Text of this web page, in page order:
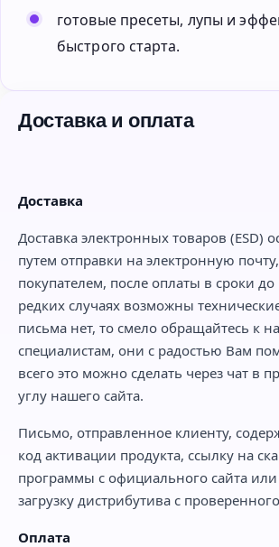
готовые пресеты, лупы и
быстрого старта.
Доставка и оплата
Доставка
Доставка электронных товаров (ESD)
путем отправки на электронную
покупателем, после оплаты в сроки
редких случаях возможны
письма нет, то смело обращайтесь к
специалистам, они с радостью Вам
всего это можно сделать через чат в
углу нашего сайта.
Письмо, отправленное клиенту,
код активации продукта, ссылку на
программы с официального сайта
загрузку дистрибутива с
Оплата